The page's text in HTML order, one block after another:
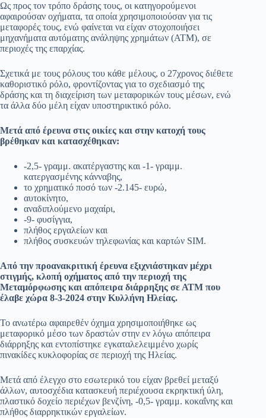
Ως προς τον τρόπο δράσης τους, οι κατηγορούμενοι
αφαιρούσαν οχήματα, τα οποία χρησιμοποιούσαν για τις
μεταφορές τους, ενώ φαίνεται να είχαν στοχοποιήσει
μηχανήματα αυτόματης ανάληψης χρημάτων (ΑΤΜ), σε
περιοχές της επαρχίας.
Σχετικά με τους ρόλους του κάθε μέλους, ο 27χρονος διέθετε
καθοριστικό ρόλο, φροντίζοντας για το σχεδιασμό της
δράσης και τη διαχείριση των μεταφορικών τους μέσων, ενώ
τα άλλα δύο μέλη είχαν υποστηρικτικό ρόλο.
Μετά από έρευνα στις οικίες και στην κατοχή τους
βρέθηκαν και κατασχέθηκαν:
-2,5- γραμμ. ακατέργαστης και -1- γραμμ.
κατεργασμένης κάνναβης,
το χρηματικό ποσό των -2.145- ευρώ,
αυτοκίνητο,
αναδιπλούμενο μαχαίρι,
-9- φυσίγγια,
πλήθος εργαλείων και
πλήθος συσκευών τηλεφωνίας και καρτών SIM.
Από την προανακριτική έρευνα εξιχνιάστηκαν μέχρι
στιγμής, κλοπή οχήματος από την περιοχή της
Μεταμόρφωσης και απόπειρα διάρρηξης σε ΑΤΜ που
έλαβε χώρα 8-3-2024 στην Κυλλήνη Ηλείας.
Το ανωτέρω αφαιρεθέν όχημα χρησιμοποιήθηκε ως
μεταφορικό μέσο των δραστών στην εν λόγω απόπειρα
διάρρηξης και εντοπίστηκε εγκαταλελειμμένο χωρίς
πινακίδες κυκλοφορίας σε περιοχή της Ηλείας.
Μετά από έλεγχο στο εσωτερικό του είχαν βρεθεί μεταξύ
άλλων, αυτοσχέδια κατασκευή περιέχουσα εκρηκτική ύλη,
πλαστικό δοχείο περιέχων βενζίνη, -0,5- γραμμ. κοκαΐνης και
πλήθος διαρρηκτικών εργαλείων.